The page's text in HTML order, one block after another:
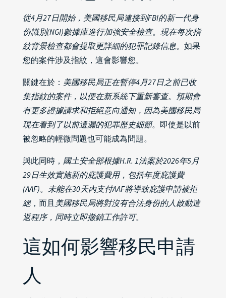
從4月27日開始，美國移民局連接到FBI的新一代身
份識別(NGI)數據庫進行加強安全檢查。 現在每次指
紋背景檢查都會提取更詳細的犯罪記錄信息。如果
您的案件涉及指紋，這會影響您。
關鍵在於： 美國移民局正在暫停4月27日之前已收
集指紋的案件，以便在新系統下重新審查。
預期會
有更多證據請求和拒絕意向通知，因為美國移民局
現在看到了以前遺漏的犯罪歷史細節。即使是以前
被忽略的輕微問題也可能成為問題。
與此同時， 國土安全部根據H.R. 1法案於2026年5月
29日生效實施新的庇護費用，包括年度庇護費
(AAF)。 未能在30天內支付AAF將導致庇護申請被拒
絕，而且 美國移民局將對沒有合法身份的人啟動遣
返程序，同時立即撤銷工作許可。
這如何影響移民申請
人